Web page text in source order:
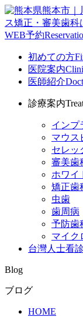
WEB予約
初めての方
医院案内
医師紹介
診療案内
インプ
マウス
セレッ
審美歯
ホワイ
矯正歯
虫歯
歯周病
予防歯
マイク
台灣人士看
Blog
ブログ
HOME